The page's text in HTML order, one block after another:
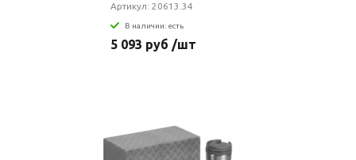
Артикул: 20613.34
В наличии: есть
5 093 руб /шт